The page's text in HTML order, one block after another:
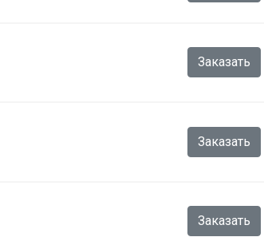
Заказать
Заказать
Заказать